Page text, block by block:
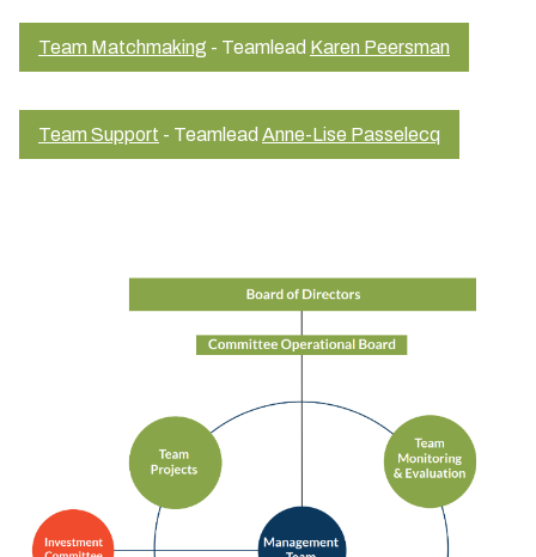
Team Matchmaking - Teamlead Karen Peersman
Team Support - Teamlead Anne-Lise Passelecq